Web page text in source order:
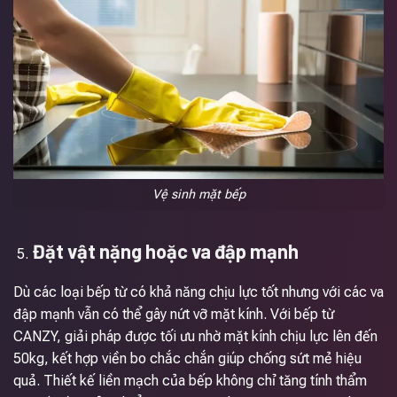
Vệ sinh mặt bếp
Đặt vật nặng hoặc va đập mạnh
Dù các loại bếp từ có khả năng chịu lực tốt nhưng với các va
đập mạnh vẫn có thể gây nứt vỡ mặt kính. Với bếp từ
CANZY, giải pháp được tối ưu nhờ mặt kính chịu lực lên đến
50kg, kết hợp viền bo chắc chắn giúp chống sứt mẻ hiệu
quả. Thiết kế liền mạch của bếp không chỉ tăng tính thẩm